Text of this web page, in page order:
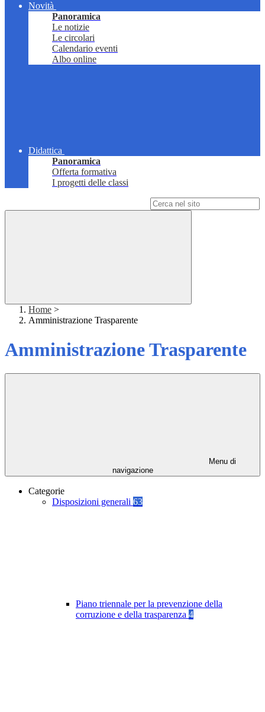
Novità
Panoramica
Le notizie
Le circolari
Calendario eventi
Albo online
Didattica
Panoramica
Offerta formativa
I progetti delle classi
Home >
Amministrazione Trasparente
Amministrazione Trasparente
Menu di
navigazione
Categorie
Disposizioni generali 63
Piano triennale per la prevenzione della
corruzione e della trasparenza 4